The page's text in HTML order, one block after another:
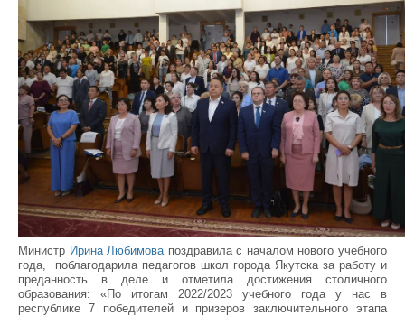
Министр Ирина Любимова поздравила с началом нового учебного
года, поблагодарила педагогов школ города Якутска за работу и
преданность в деле и отметила достижения столичного
образования: «По итогам 2022/2023 учебного года у нас в
республике 7 победителей и призеров заключительного этапа